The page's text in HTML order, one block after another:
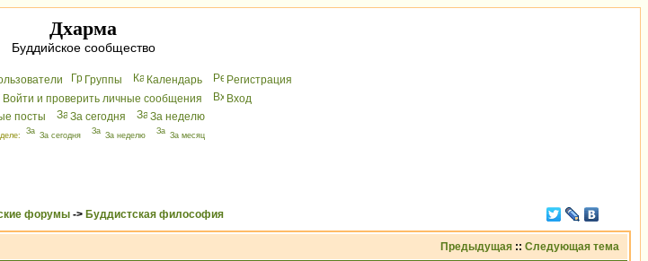
Дхарма
Буддийское сообщество
Группы Календарь
Peгиcтрaция
Войти и проверить личные сообщения
Вхoд
посты
За сегодня За неделю
За сегодня За неделю За месяц
форумы -> Буддистская философия
Предыдущая :: Следующая тема